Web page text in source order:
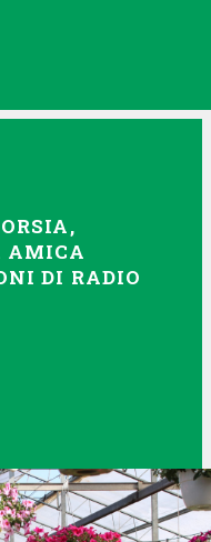
AMICA
DI RADIO